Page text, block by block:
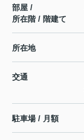
部屋 /
所在階 / 階建て
所在地
交通
駐車場 / 月額